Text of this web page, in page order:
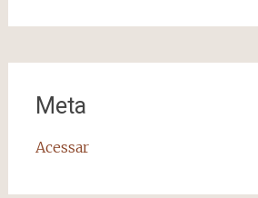
Meta
Acessar